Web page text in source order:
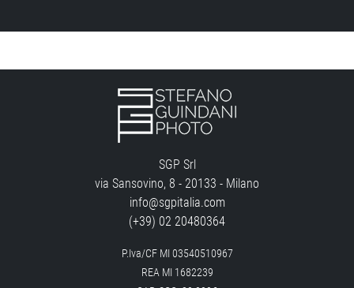
SGP Srl
via Sansovino, 8 - 20133 - Milano
info@sgpitalia.com
(+39) 02 20480364
P.Iva/CF MI 03540510967
REA MI 1682239